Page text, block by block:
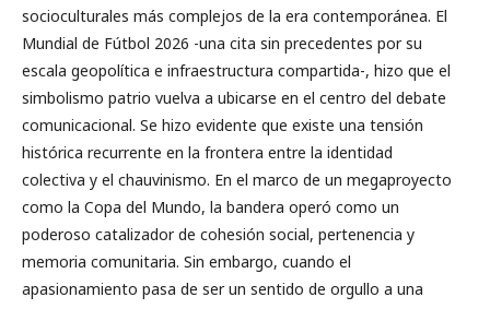
socioculturales más complejos de la era contemporánea. El
Mundial de Fútbol 2026 -una cita sin precedentes por su
escala geopolítica e infraestructura compartida-, hizo que el
simbolismo patrio vuelva a ubicarse en el centro del debate
comunicacional. Se hizo evidente que existe una tensión
histórica recurrente en la frontera entre la identidad
colectiva y el chauvinismo. En el marco de un megaproyecto
como la Copa del Mundo, la bandera operó como un
poderoso catalizador de cohesión social, pertenencia y
memoria comunitaria. Sin embargo, cuando el
apasionamiento pasa de ser un sentido de orgullo a una